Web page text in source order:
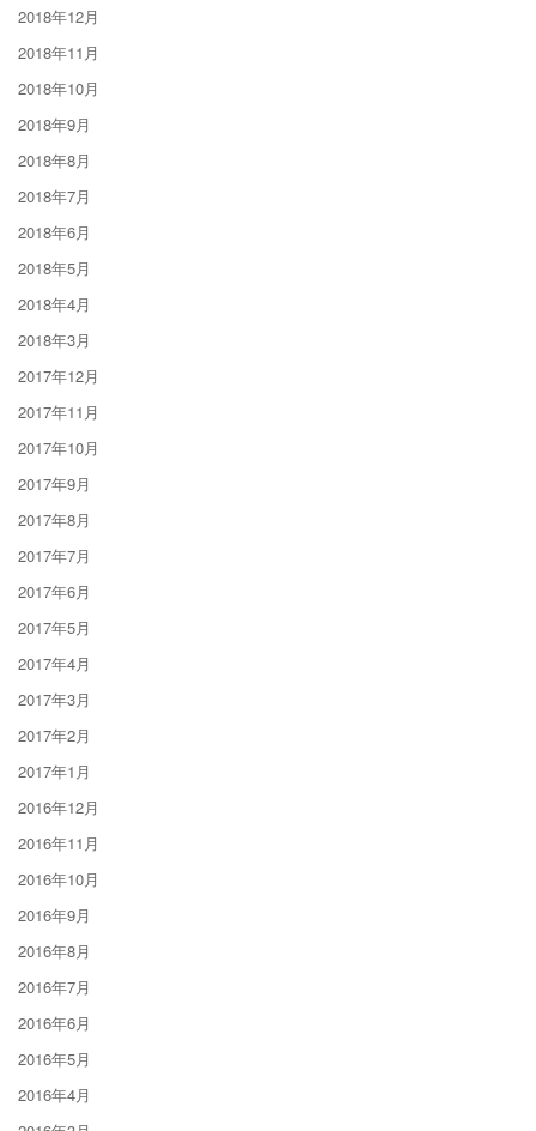
2018年12月
2018年11月
2018年10月
2018年9月
2018年8月
2018年7月
2018年6月
2018年5月
2018年4月
2018年3月
2017年12月
2017年11月
2017年10月
2017年9月
2017年8月
2017年7月
2017年6月
2017年5月
2017年4月
2017年3月
2017年2月
2017年1月
2016年12月
2016年11月
2016年10月
2016年9月
2016年8月
2016年7月
2016年6月
2016年5月
2016年4月